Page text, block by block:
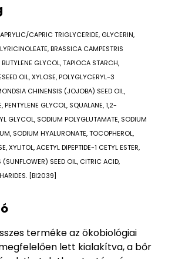
CAPRIC TRIGLYCERIDE, GLYCERIN,
BRASSICA CAMPESTRIS
BUTYLENE GLYCOL, TAPIOCA STARCH,
OIL, XYLOSE, POLYGLYCERYL-3
CHINENSIS (JOJOBA) SEED OIL,
PENTYLENE GLYCOL, SQUALANE, 1,2-
GLYCOL, SODIUM POLYGLUTAMATE, SODIUM
SODIUM HYALURONATE, TOCOPHEROL,
XYLITOL, ACETYL DIPEPTIDE-1 CETYL ESTER,
SEED OIL, CITRIC ACID,
[BI2039]
terméke az ökobiológiai
lett kialakítva, a bőr